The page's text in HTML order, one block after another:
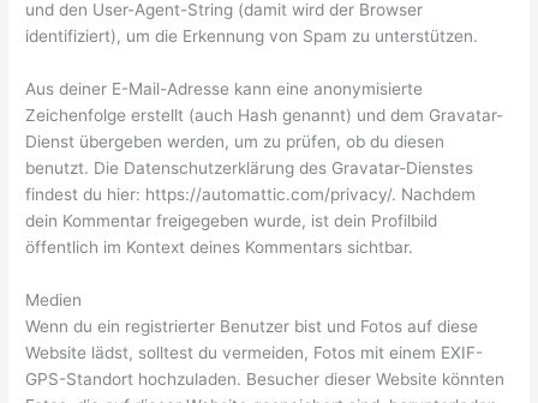
und den User-Agent-String (damit wird der Browser
identifiziert), um die Erkennung von Spam zu unterstützen.
Aus deiner E-Mail-Adresse kann eine anonymisierte
Zeichenfolge erstellt (auch Hash genannt) und dem Gravatar-
Dienst übergeben werden, um zu prüfen, ob du diesen
benutzt. Die Datenschutzerklärung des Gravatar-Dienstes
findest du hier: https://automattic.com/privacy/. Nachdem
dein Kommentar freigegeben wurde, ist dein Profilbild
öffentlich im Kontext deines Kommentars sichtbar.
Medien
Wenn du ein registrierter Benutzer bist und Fotos auf diese
Website lädst, solltest du vermeiden, Fotos mit einem EXIF-
GPS-Standort hochzuladen. Besucher dieser Website könnten